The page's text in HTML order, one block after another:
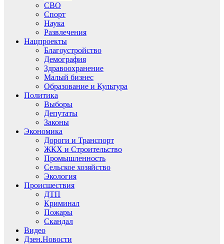
СВО
Спорт
Наука
Развлечения
Нацпроекты
Благоустройство
Демография
Здравоохранение
Малый бизнес
Образование и Культура
Политика
Выборы
Депутаты
Законы
Экономика
Дороги и Транспорт
ЖКХ и Строительство
Промышленность
Сельское хозяйство
Экология
Происшествия
ДТП
Криминал
Пожары
Скандал
Видео
Дзен.Новости